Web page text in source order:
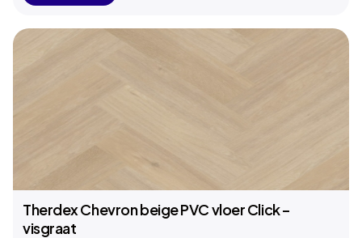
Therdex Chevron beige PVC vloer Click –
visgraat